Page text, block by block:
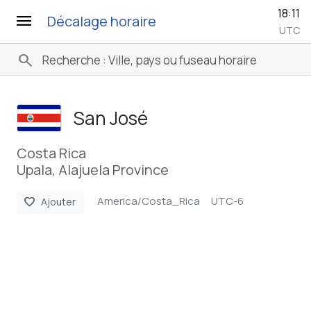
menu Décalage horaire 18:11
UTC
search
San José
Costa Rica
Upala, Alajuela Province
favorite Ajouter America/Costa_Rica UTC-6